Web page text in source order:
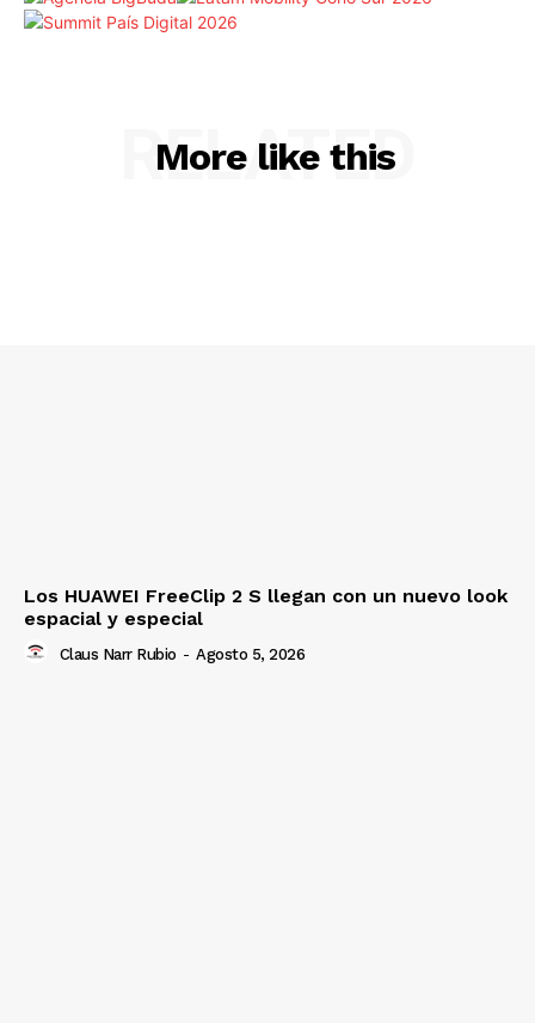
More like this
RELATED
Los HUAWEI FreeClip 2 S llegan con un nuevo look
espacial y especial
Claus Narr Rubio - Agosto 5, 2026